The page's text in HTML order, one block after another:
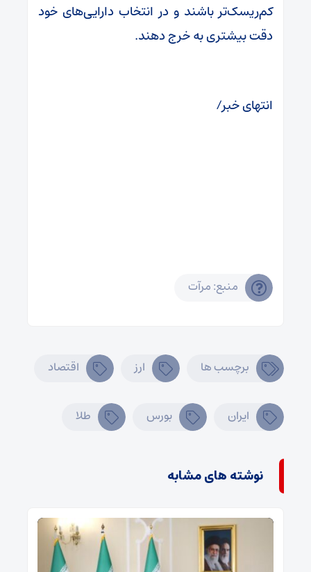
کم‌ریسک‌تر باشند و در انتخاب دارایی‌های خود
دقت بیشتری به خرج دهند.
انتهای خبر/
منبع: مرآت
برچسب ها ارز اقتصاد
ایران بورس طلا
نوشته های مشابه